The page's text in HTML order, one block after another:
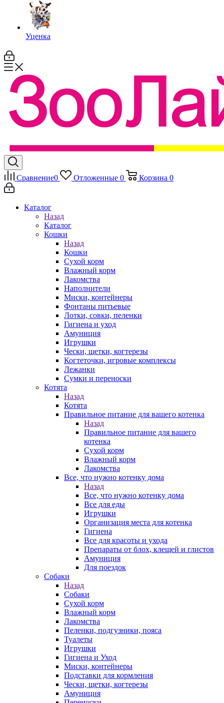
Уценка
Сравнение0 Отложенные 0 Корзина 0
Каталог
Назад
Каталог
Кошки
Назад
Кошки
Сухой корм
Влажный корм
Лакомства
Наполнители
Миски, контейнеры
Фонтаны питьевые
Лотки, совки, пеленки
Гигиена и уход
Амуниция
Игрушки
Чески, щетки, когтерезы
Когтеточки, игровые комплексы
Лежанки
Сумки и переноски
Котята
Назад
Котята
Правильное питание для вашего котенка
Назад
Правильное питание для вашего
котенка
Сухой корм
Влажный корм
Лакомства
Все, что нужно котенку дома
Назад
Все, что нужно котенку дома
Все для еды
Игрушки
Организация места для котенка
Гигиена
Все для красоты и ухода
Препараты от блох, клещей и глистов
Амуниция
Для поездок
Собаки
Назад
Собаки
Сухой корм
Влажный корм
Лакомства
Пеленки, подгузники, пояса
Туалеты
Игрушки
Гигиена и Уход
Миски, контейнеры
Подставки для кормления
Чески, щетки, когтерезы
Амуниция